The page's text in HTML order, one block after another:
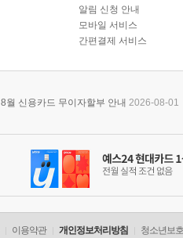
알림 신청 안내
모바일 서비스
간편결제 서비스
8월 신용카드 무이자할부 안내 2026-08-01
이용약관 개인정보처리방침 청소년보